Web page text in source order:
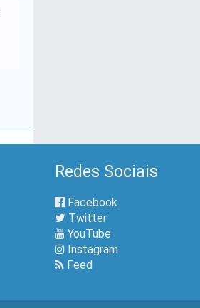
Redes Sociais
Facebook
Twitter
YouTube
Instagram
Feed